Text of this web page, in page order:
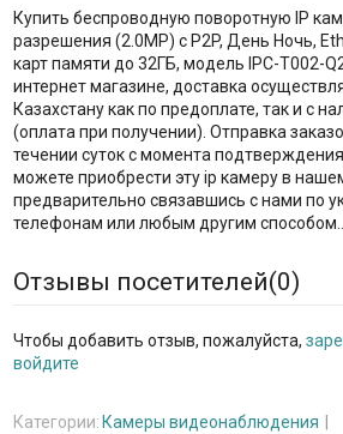
Купить беспроводную поворотную IP
разрешения (2.0MP) с P2P, День Ночь,
карт памяти до 32ГБ, модель IPC-T002-
интернет магазине, доставка
Казахстану как по предоплате, так и с
(оплата при получении). Отправка
течении суток с момента
можете приобрести эту ip камеру в
предварительно связавшись с нами по
телефонам или любым другим способом...
Отзывы посетителей(0)
Чтобы добавить отзыв, пожалуйста,
войдите
Категории: Камеры видеонаблюдения